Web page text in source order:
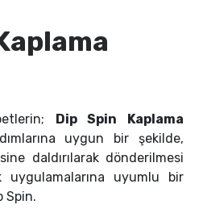
Dip Spin Kaplama
uygun bir şekilde,
daldırılarak dönderilmesi
uygulamalarına uyumlu bir
Spin.